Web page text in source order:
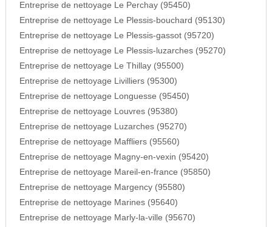
Entreprise de nettoyage Le Perchay (95450)
Entreprise de nettoyage Le Plessis-bouchard (95130)
Entreprise de nettoyage Le Plessis-gassot (95720)
Entreprise de nettoyage Le Plessis-luzarches (95270)
Entreprise de nettoyage Le Thillay (95500)
Entreprise de nettoyage Livilliers (95300)
Entreprise de nettoyage Longuesse (95450)
Entreprise de nettoyage Louvres (95380)
Entreprise de nettoyage Luzarches (95270)
Entreprise de nettoyage Maffliers (95560)
Entreprise de nettoyage Magny-en-vexin (95420)
Entreprise de nettoyage Mareil-en-france (95850)
Entreprise de nettoyage Margency (95580)
Entreprise de nettoyage Marines (95640)
Entreprise de nettoyage Marly-la-ville (95670)